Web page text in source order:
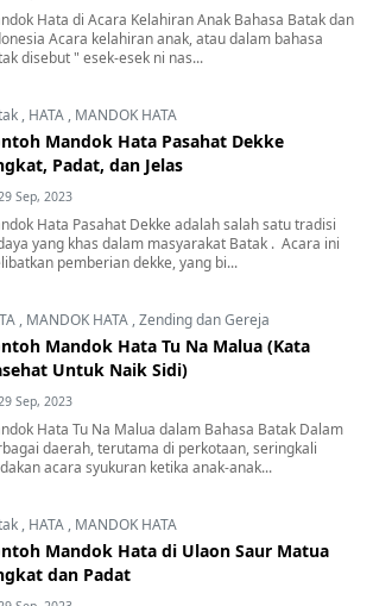
Hata di Acara Kelahiran Anak Bahasa Batak dan
Acara kelahiran anak, atau dalam bahasa
disebut " esek-esek ni nas...
, HATA , MANDOK HATA
Mandok Hata Pasahat Dekke
Padat, dan Jelas
Sep, 2023
Hata Pasahat Dekke adalah salah satu tradisi
yang khas dalam masyarakat Batak . Acara ini
pemberian dekke, yang bi...
, MANDOK HATA ,Zending dan Gereja
Mandok Hata Tu Na Malua (Kata
Untuk Naik Sidi)
Sep, 2023
Hata Tu Na Malua dalam Bahasa Batak Dalam
daerah, terutama di perkotaan, seringkali
acara syukuran ketika anak-anak...
, HATA , MANDOK HATA
Mandok Hata di Ulaon Saur Matua
dan Padat